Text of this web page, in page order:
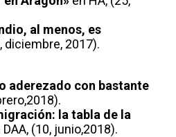
al menos, es
diciembre, 2017).
aderezado con bastante
la tabla de la
DAA, (10, junio,2018).